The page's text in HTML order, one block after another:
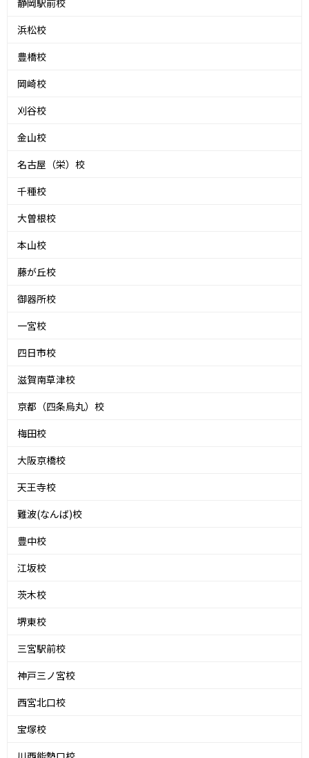
静岡駅前校
浜松校
豊橋校
岡崎校
刈谷校
金山校
名古屋（栄）校
千種校
大曽根校
本山校
藤が丘校
御器所校
一宮校
四日市校
滋賀南草津校
京都（四条烏丸）校
梅田校
大阪京橋校
天王寺校
難波(なんば)校
豊中校
江坂校
茨木校
堺東校
三宮駅前校
神戸三ノ宮校
西宮北口校
宝塚校